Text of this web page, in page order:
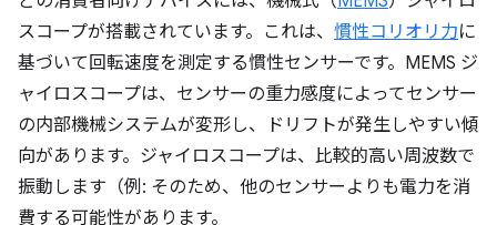
スコープが搭載されています。これは、 慣性コリオリ力に
基づいて回転速度を測定する慣性センサーです。MEMS ジ
ャイロスコープは、センサーの重力感度によってセンサー
の内部機械システムが変形し、ドリフトが発生しやすい傾
向があります。ジャイロスコープは、比較的高い周波数で
振動します（例: そのため、他のセンサーよりも電力を消
費する可能性があります。